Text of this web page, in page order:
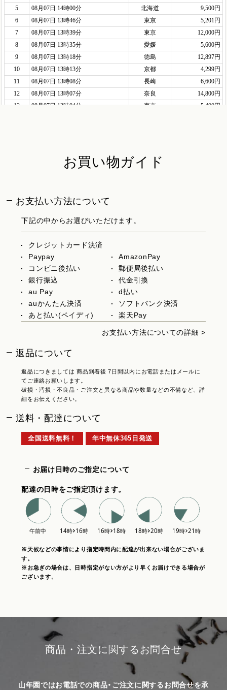
お買い物ガイド
お支払い方法について
下記の中からお選びいただけます。
クレジットカード決済
Paypay
AmazonPay
コンビニ後払い
郵便局後払い
銀行振込
代金引換
au Pay
d払い
auかんたん決済
ソフトバンク決済
あと払い(ペイディ)
楽天Pay
お支払い方法についての詳細 >
返品について
返品につきましては 商品到着後 7日間以内にお電話またはメールに
てご連絡お願いします。
破損・汚損・不良品・ご注文と異なる商品や数量などの不備など、詳
細をお伝えください。
送料・配達について
全国送料無料！ 年中無休365日発送
お届け日時のご指定について
配達の日時をご指定頂けます。
※天候などの事情により指定時間内に配達が出来ない場合がございま
す。
※お急ぎの場合は、日時指定がない方がより早くお届けできる場合が
ございます。
商品・注文に関するお問合せ
山年園ではお電話での商品・ご注文に関するお問合せを承